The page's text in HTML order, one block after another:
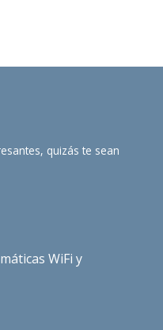
quizás te sean
WiFi y